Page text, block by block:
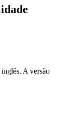
A versão